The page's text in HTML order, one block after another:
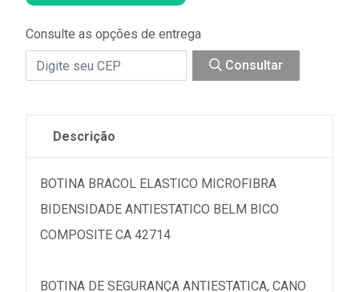
Consulte as opções de entrega
Consultar
Descrição
BOTINA BRACOL ELASTICO MICROFIBRA
BIDENSIDADE ANTIESTATICO BELM BICO
COMPOSITE CA 42714
BOTINA DE SEGURANÇA ANTIESTATICA, CANO